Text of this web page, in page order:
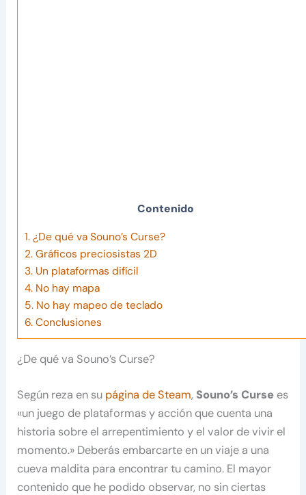
Contenido
1. ¿De qué va Souno’s Curse?
2. Gráficos preciosistas 2D
3. Un plataformas difícil
4. No hay mapa
5. No hay mapeo de teclado
6. Conclusiones
¿De qué va Souno’s Curse?
Según reza en su página de Steam, Souno’s Curse es
«un juego de plataformas y acción que cuenta una
historia sobre el arrepentimiento y el valor de vivir el
momento.» Deberás embarcarte en un viaje a una
cueva maldita para encontrar tu camino. El mayor
contenido que he podido observar, no sin ciertas